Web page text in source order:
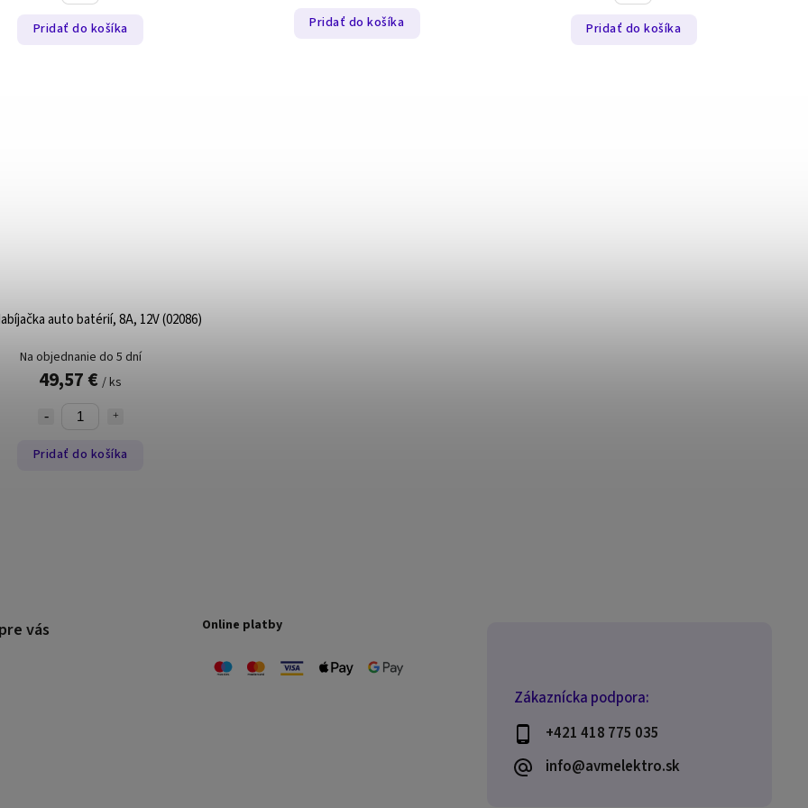
Pridať do košíka Pridať do košíka Pridať do košíka
auto batérií, 8A, 12V (02086)
Na objednanie do 5 dní
49,57 €/ ks
Pridať do košíka
Zákaznícka podpora:
+421 418 775 035
info@avmelektro.sk
vás Online platby